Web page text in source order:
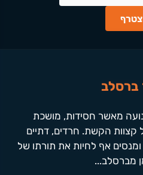
מאשר חסידות, מושכת
קצוות הקשת. חרדים, דתיים
ומנסים אף לחיות את תורתו של
מברסלב...